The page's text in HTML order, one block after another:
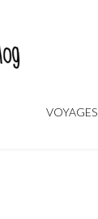
VOYAGES